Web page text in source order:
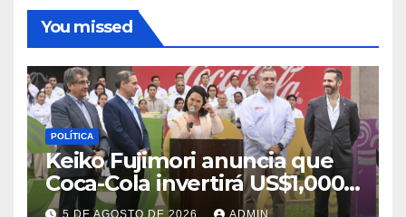
You missed
POLÍTICA
Keiko Fujimori anuncia que
Coca-Cola invertirá US$1,000
millones en 5 años